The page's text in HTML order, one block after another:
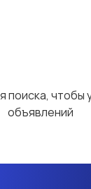
2
поиска, чтобы
объявлений